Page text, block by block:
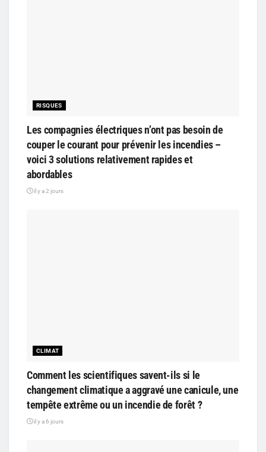
RISQUES
Les compagnies électriques n’ont pas besoin de
couper le courant pour prévenir les incendies –
voici 3 solutions relativement rapides et
abordables
il y a 2 jours
CLIMAT
Comment les scientifiques savent-ils si le
changement climatique a aggravé une canicule, une
tempête extrême ou un incendie de forêt ?
il y a 6 jours